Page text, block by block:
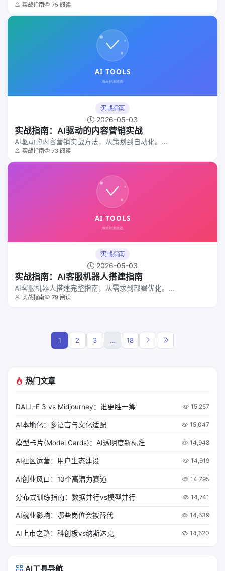
实战指南 75 阅读
实战指南
2026-05-03
实战指南：AI驱动的内容营销实战
AI驱动的内容营销实战方法，从策划到自动化。...
实战指南 73 阅读
实战指南
2026-05-03
实战指南：AI客服机器人搭建指南
AI客服机器人搭建完整指南，从需求到部署优化。...
实战指南 79 阅读
1 2 3 … 18
热门文章
DALL-E 3 vs Midjourney：谁更胜一筹 15,257
AI本地化：多语言与文化适配 15,047
模型卡片(Model Cards)：AI透明度新标准 14,948
AI社区运营：用户生态建设 14,919
AI创业风口：10个高潜力赛道 14,795
分布式训练指南：数据并行vs模型并行 14,741
AI就业影响：哪些岗位会被替代 14,639
AI上市之路：科创板vs纳斯达克 14,620
AI工具导航